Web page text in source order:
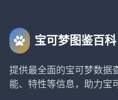
宝可梦图鉴百科
提供最全面的宝可梦数据
能、特性等信息，助力宝